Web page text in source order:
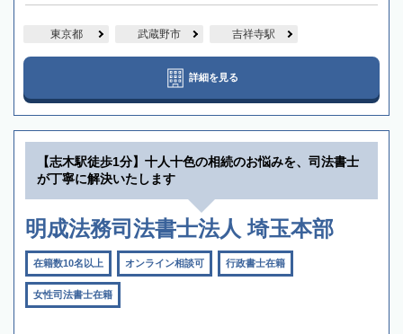
東京都 武蔵野市 吉祥寺駅
詳細を見る
【志木駅徒歩1分】十人十色の相続のお悩みを、司法書士
が丁寧に解決いたします
明成法務司法書士法人 埼玉本部
在籍数10名以上 オンライン相談可 行政書士在籍
女性司法書士在籍